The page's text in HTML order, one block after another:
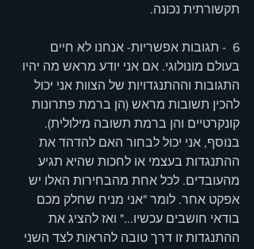
תקשורתית נכונה.
6  - תגובות אפשריות- אנחנו לא חיים
בעולם מונולוגי. אם אני יודע מראש מה יהיו
התגובות וההתנגדויות של הצוות אני יכול
להכין תשובות מראש (הן ברמת פתרונות
קונקרטיים והן ברמת תשובה מילולית).
בנוסף, אני יכול לבחור האם להדהד את
ההתנגדות בעצמי או לחכות שהיא תגיע
מהעובדים. לכל אחת מהבחירות האלו יש
אפקט אחר. לומר "אני מניח שחלק מכם
בודאי חושבים עכשיו..." ואז להציג את
ההתנגדות זו דרך טובה להראות לצד השני